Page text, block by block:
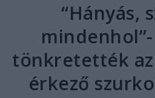
“Hányás,
tönkretették
érkező